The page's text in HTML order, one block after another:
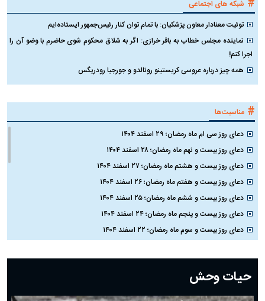
# شبکه های اجتماعی
توئیت معنادار معاون پزشکیان: با تمام توان کنار رئیس‌جمهور ایستاده‌ایم
نماینده مجلس خطاب به باقر خرازی: اگر به شلاق محکوم شوی حاضرم با وضو آن را
اجرا کنم!
همه چیز درباره عروسی کریستینو رونالدو و جورجیا رودریگس
# مناسبت‌ها
دعای روز سی ام ماه رمضان؛ ۲۹ اسفند ۱۴۰۴
دعای روز بیست و نهم ماه رمضان؛ ۲۸ اسفند ۱۴۰۴
دعای روز بیست و هشتم ماه رمضان؛ ۲۷ اسفند ۱۴۰۴
دعای روز بیست و هفتم ماه رمضان؛ ۲۶ اسفند ۱۴۰۴
دعای روز بیست و ششم ماه رمضان؛ ۲۵ اسفند ۱۴۰۴
دعای روز بیست و پنجم ماه رمضان؛ ۲۴ اسفند ۱۴۰۴
دعای روز بیست و سوم ماه رمضان؛ ۲۲ اسفند ۱۴۰۴
دعای روز بیستم ماه رمضان؛ ۱۹ اسفند ۱۴۰۴
دعای روز هشتم ماه مبارک رمضان؛ ۷ اسفند ماه ۱۴۰۴
دعای روز هفتم ماه رمضان؛ ۶ اسفند ۱۴۰۴
حیات وحش